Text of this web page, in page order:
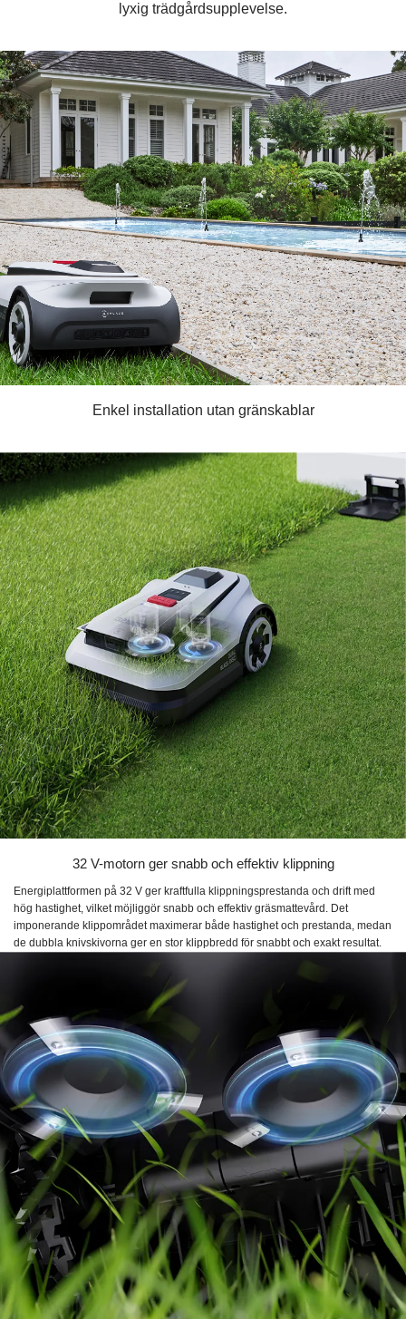
lyxig trädgårdsupplevelse.
Enkel installation utan gränskablar
32 V-motorn ger snabb och effektiv klippning
Energiplattformen på 32 V ger kraftfulla klippningsprestanda och drift med
hög hastighet, vilket möjliggör snabb och effektiv gräsmattevård. Det
imponerande klippområdet maximerar både hastighet och prestanda, medan
de dubbla knivskivorna ger en stor klippbredd för snabbt och exakt resultat.